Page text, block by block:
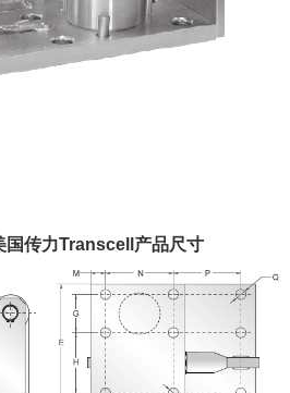
国传力Transcell产品尺寸